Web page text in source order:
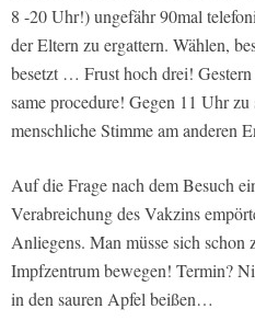
8 -20 Uhr!) ungefähr 90mal
der Eltern zu ergattern. Wählen,
besetzt … Frust hoch drei!
same procedure! Gegen 11 Uhr
menschliche Stimme am anderen
Auf die Frage nach dem Besuch
Verabreichung des Vakzins
Anliegens. Man müsse sich schon
Impfzentrum bewegen! Termin?
in den sauren Apfel beißen…